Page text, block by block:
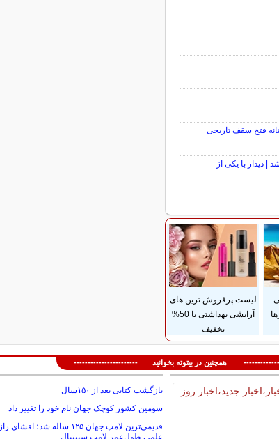
| دیدار با یکی از
سایر خبرهای داغ
لیست پرفروش ترین های
آرایشی بهداشتی با 50%
تخفیف
همچنین در بیتوته بخوانید -----------------------
بازگشت کتابی بعد از ۱۵۰سال
سومین کشور کوچک جهان نام خود را تغییر داد
قدیمی‌ترین لامپ جهان ۱۲۵ ساله شد؛ افشای راز
علمی طول‌عمر لامپ سنتنیال